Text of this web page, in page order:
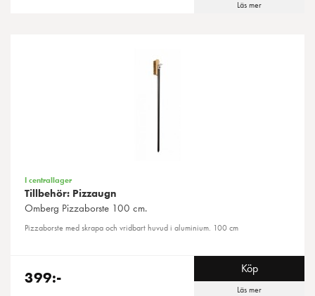
Läs mer
I centrallager
Tillbehör: Pizzaugn
Omberg Pizzaborste 100 cm.
Pizzaborste med skrapa och vridbart huvud i aluminium. 100 cm
399:- Köp
Läs mer